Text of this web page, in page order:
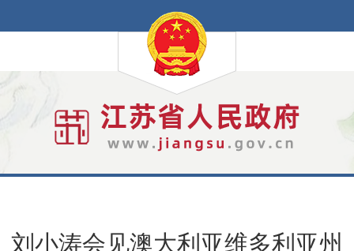
刘小涛会见澳大利亚维多利亚州